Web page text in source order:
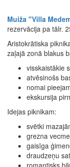
Muiža "Villa
rezervācija pa tālr.
Aristokrātiska
zaļajā zonā blakus
visskaistākie
atvēsinošs
nomai
ekskursija
Idejas piknikam:
svētki
grezna
gaisīga
draudzeņu